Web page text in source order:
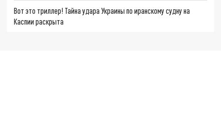
Вот это триллер! Тайна удара Украины по иранскому судну на
Каспии раскрыта